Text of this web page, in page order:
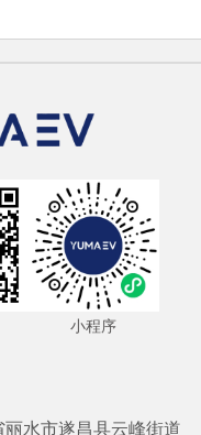
小程序
丽水市遂昌县云峰街道